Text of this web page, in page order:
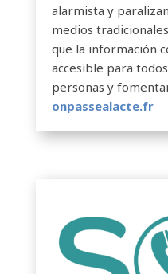
alarmista y
medios
que la información
accesible para
personas y
onpassealacte.fr